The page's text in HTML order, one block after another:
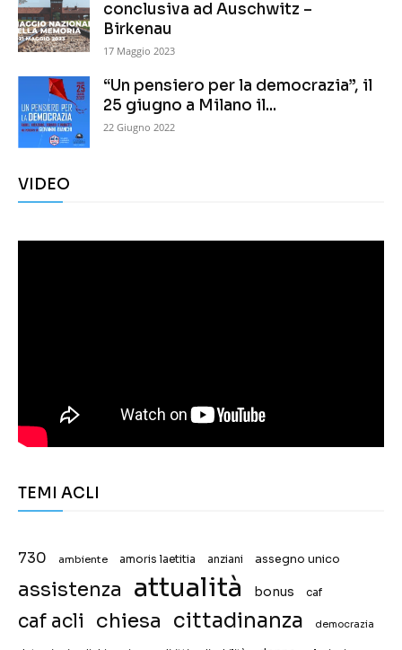
conclusiva ad Auschwitz –
Birkenau
17 Maggio 2023
“Un pensiero per la democrazia”, il
25 giugno a Milano il...
22 Giugno 2022
VIDEO
TEMI ACLI
730 ambiente amoris laetitia anziani assegno unico
assistenza attualità bonus caf
caf acli chiesa cittadinanza democrazia